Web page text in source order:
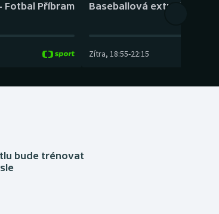
Fotbal Příbram Baseballová extraliga:
Zítra, 18:55-22:15
bude trénovat